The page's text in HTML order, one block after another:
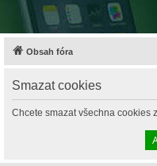
Obsah fóra
Smazat cookies
Chcete smazat všechna cookies